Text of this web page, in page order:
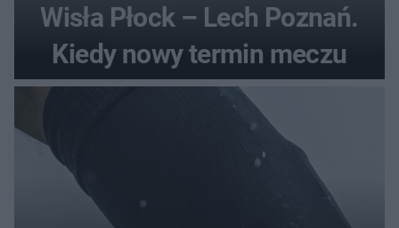
Wisła Płock – Lech Poznań.
Kiedy nowy termin meczu